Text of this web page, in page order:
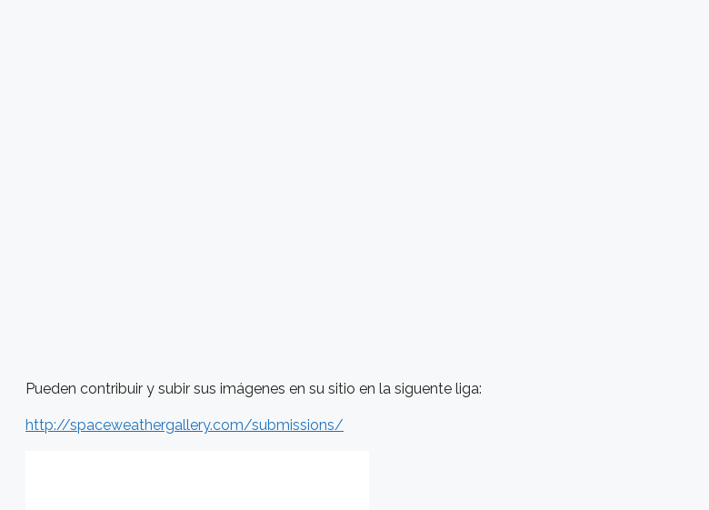
Pueden contribuir y subir sus imágenes en su sitio en la siguente liga:
http://spaceweathergallery.com/submissions/